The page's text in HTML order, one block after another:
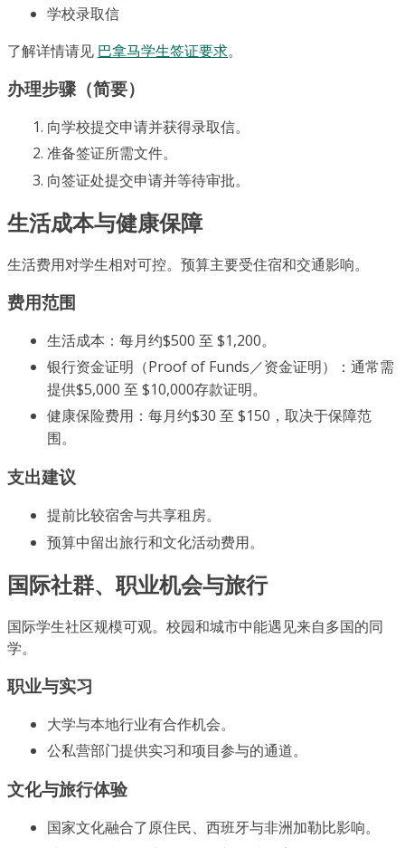
学校录取信
了解详情请见 巴拿马学生签证要求。
办理步骤（简要）
向学校提交申请并获得录取信。
准备签证所需文件。
向签证处提交申请并等待审批。
生活成本与健康保障
生活费用对学生相对可控。预算主要受住宿和交通影响。
费用范围
生活成本：每月约$500 至 $1,200。
银行资金证明（Proof of Funds／资金证明）：通常需
提供$5,000 至 $10,000存款证明。
健康保险费用：每月约$30 至 $150，取决于保障范
围。
支出建议
提前比较宿舍与共享租房。
预算中留出旅行和文化活动费用。
国际社群、职业机会与旅行
国际学生社区规模可观。校园和城市中能遇见来自多国的同
学。
职业与实习
大学与本地行业有合作机会。
公私营部门提供实习和项目参与的通道。
文化与旅行体验
国家文化融合了原住民、西班牙与非洲加勒比影响。